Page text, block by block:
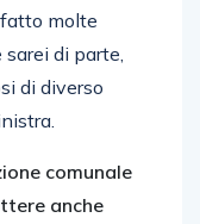
molte
di parte,
di diverso
comunale
anche